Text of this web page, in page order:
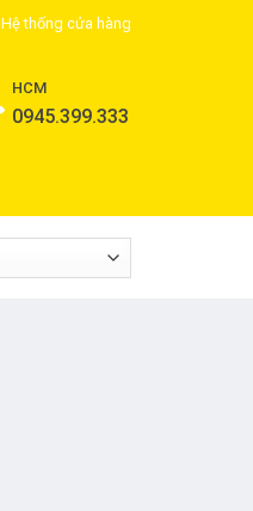
Hệ thống cửa hàng
HCM
0945.399.333